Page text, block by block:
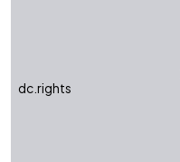
dc.rights